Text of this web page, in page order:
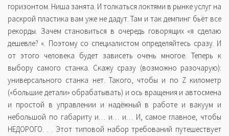
горизонтом. Ниша занята. И толкаться локтями в рынке услуг на
раскрой пластика вам уже не дадут. Там и так демпинг бьёт все
рекорды. Зачем становиться в очередь говорящих «я сделаю
дешевле? «. Поэтому со специалистом определяйтесь сразу. И
от этого человека будет зависеть очень многое. Теперь к
выбору самого станка. Скажу сразу (возможно разочарую):
универсального станка нет. Такого, чтобы и по Z километр
(«большие детали» обрабатывать) и ось вращения и автосмена
и простой в управлении и надёжный в работе и вакуум и
небольшой по габариту и… и… и… И, самое главное, чтобы
НЕДОРОГО. . . Этот типовой набор требований путешествует